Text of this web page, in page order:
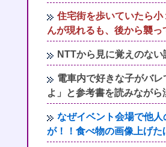
住宅街を歩いていたら
んが現れるも、後から襲
NTTから見に覚えのな
電車内で好きな子がバ
よ」と参考書を読みなが
なぜイベント会場で他
が！！食べ物の画像上げ